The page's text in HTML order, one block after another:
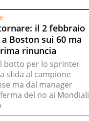
il 2 febbraio
Boston sui 60 ma
rinuncia
botto per lo sprinter
sfida al campione
ma dal manager
del no ai Mondiali